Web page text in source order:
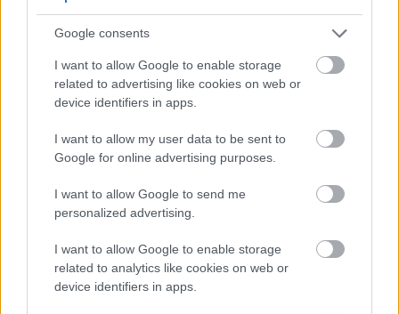
Google consents
I want to allow Google to enable storage
related to advertising like cookies on web or
device identifiers in apps.
I want to allow my user data to be sent to
Google for online advertising purposes.
I want to allow Google to send me
personalized advertising.
I want to allow Google to enable storage
related to analytics like cookies on web or
device identifiers in apps.
significativement la récupération. C'est un atout
majeur pour les personnes qui s'entraînent
Les bienfaits du malate de citrulline pour la
récupération sont considérables pour les athlètes et
intense. Parmi ses principaux avantages, on peut
citer :
Réduction des douleurs musculaires,
permettant un entraînement plus fréquent
Amélioration des performances d’exercice, car
des temps de récupération plus rapides
signifient moins de fatigue lors des